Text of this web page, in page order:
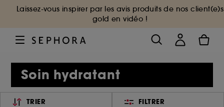
Laissez-vous inspirer par les avis produits de nos client(e)s
gold en vidéo !
Soin hydratant
TRIER FILTRER